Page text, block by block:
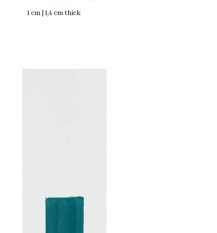
1 cm | 1,4 cm thick